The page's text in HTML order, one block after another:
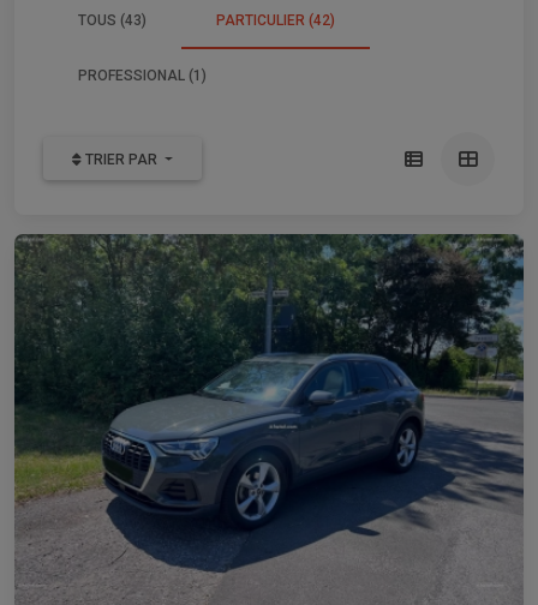
TOUS (43) PARTICULIER (42)
PROFESSIONAL (1)
TRIER PAR